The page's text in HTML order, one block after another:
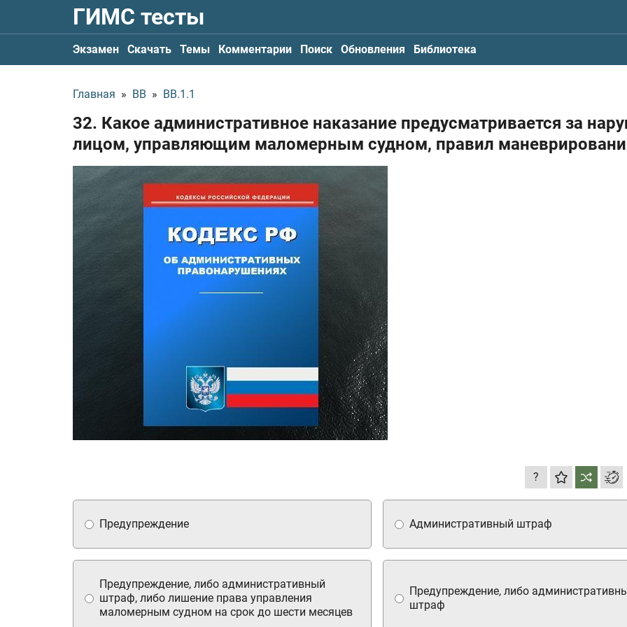
ГИМС тесты
Экзамен Скачать Темы Комментарии Поиск Обновления Библиотека
Главная » ВВ » ВВ.1.1
32. Какое административное наказание предусматривается за
лицом, управляющим маломерным судном, правил
?
Административный штраф
Предупреждение
Предупреждение, либо
штраф
Предупреждение, либо административный
штраф, либо лишение права управления
маломерным судном на срок до шести месяцев